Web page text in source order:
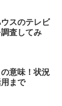
スのテレビ
査してみ
意味！状況
まで